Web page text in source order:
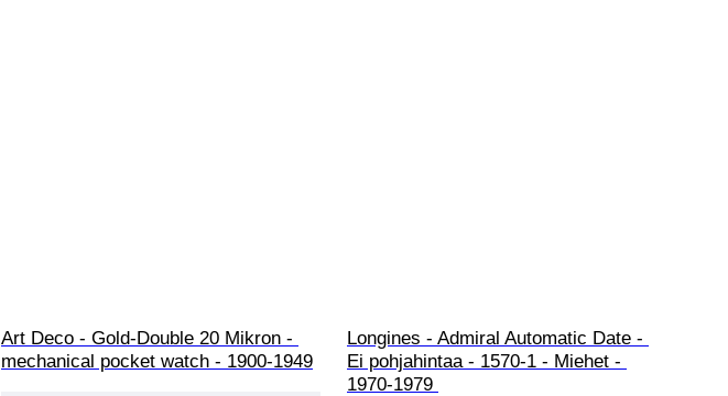
Art Deco - Gold-Double 20 Mikron -
mechanical pocket watch - 1900-1949
Longines - Admiral Automatic Date -
Ei pohjahintaa - 1570-1 - Miehet -
1970-1979